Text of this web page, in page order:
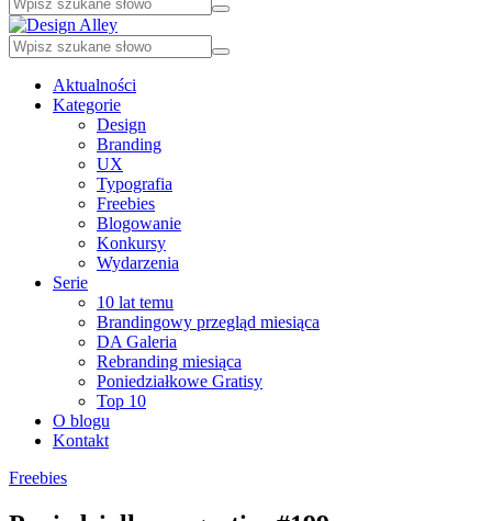
Aktualności
Kategorie
Design
Branding
UX
Typografia
Freebies
Blogowanie
Konkursy
Wydarzenia
Serie
10 lat temu
Brandingowy przegląd miesiąca
DA Galeria
Rebranding miesiąca
Poniedziałkowe Gratisy
Top 10
O blogu
Kontakt
Freebies